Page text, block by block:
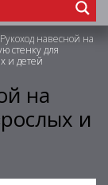
навесной на
стенку для
и детей
на
и